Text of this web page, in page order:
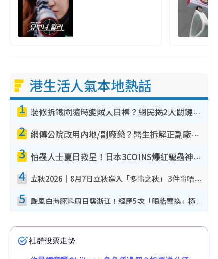
港生活人氣本地熱話
1 裝修拆鐵閘隨時變賊人目標？網民揭2大關鍵用途：裝新式等於白裝？附新舊鐵閘分別
2 網傳公院改用內地/副廠藥？醫生拆解正副廠分別 揭4類人換藥隨時出事
3 怕蟲人士夏日救星！日本3COINS爆紅驅蟲神器$45起 1招「全程免觸碰」輕鬆搞定小強
4 立秋2026｜8月7日立秋進入「多事之秋」 3件事唔做得！專家教6招開運 清枱頭／銀包納氣接好運
5 颱風白海豚料周日襲浙江！經歷5次「眼牆置換」極罕見 成登陸內地最長途颱風